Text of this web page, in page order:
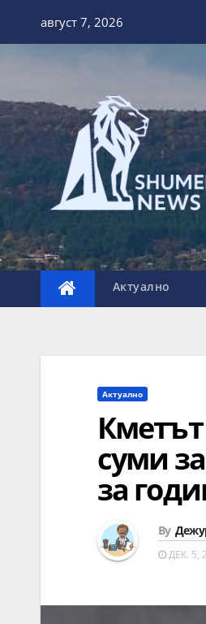
август 7, 2026
Актуално
Актуално
суми
за
By
ДЕК. 5,